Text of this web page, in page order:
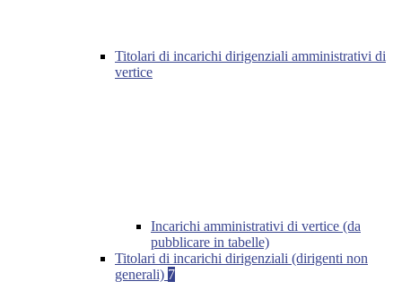
Titolari di incarichi dirigenziali amministrativi di
vertice
Incarichi amministrativi di vertice (da
pubblicare in tabelle)
Titolari di incarichi dirigenziali (dirigenti non
generali) 7